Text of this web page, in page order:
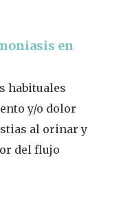
en
habituales
y/o dolor
al orinar y
del flujo